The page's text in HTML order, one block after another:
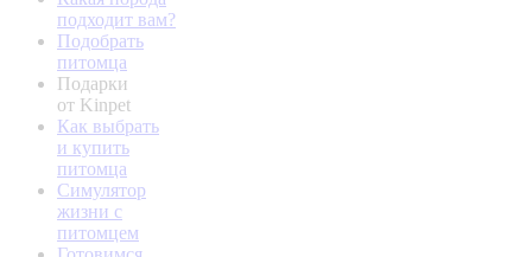
подходит вам?
Подобрать
питомца
Подарки
от Kinpet
Как выбрать
и купить
питомца
Симулятор
жизни с
питомцем